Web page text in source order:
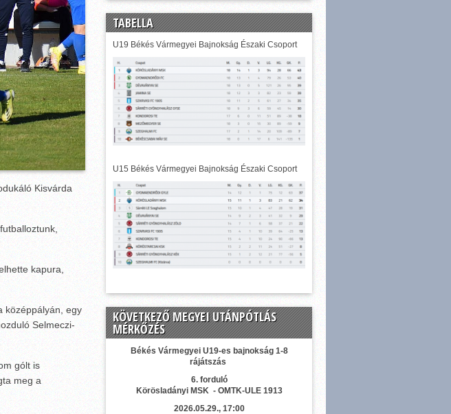
Kisvárda
kapura,
középpályán, egy
Selmeczi-
gólt is
meg a
TABELLA
U19 Békés Vármegyei Bajnokság Északi Csoport
U15 Békés Vármegyei Bajnokság Északi Csoport
KÖVETKEZŐ MEGYEI UTÁNPÓTLÁS
MÉRKŐZÉS
Békés Vármegyei U19-es bajnokság 1-8
rájátszás
6. forduló
Körösladányi MSK - OMTK-ULE 1913
2026.05.29., 17:00